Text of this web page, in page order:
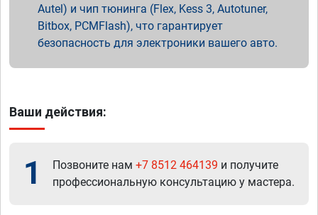
Autel) и чип тюнинга (Flex, Kess 3, Autotuner,
Bitbox, PCMFlash), что гарантирует
безопасность для электроники вашего авто.
Ваши действия:
1 Позвоните нам +7 8512 464139 и получите
профессиональную консультацию у мастера.